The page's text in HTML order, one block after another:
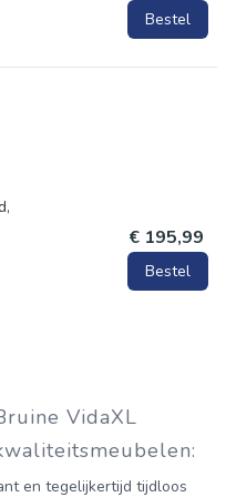
in de nabijheid van
Bestel
€ 195,99
Bestel
VidaXL
en tegelijkertijd tijdloos